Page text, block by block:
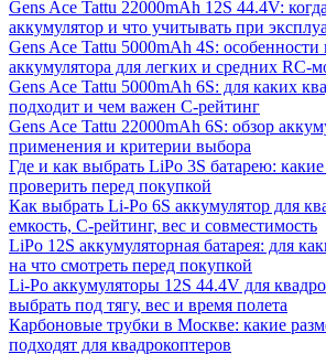
Gens Ace Tattu 22000mAh 12S 44.4V:
аккумулятор и что учитывать при
Gens Ace Tattu 5000mAh 4S: особенности
аккумулятора для легких и средних RC-
Gens Ace Tattu 5000mAh 6S: для каких
подходит и чем важен C-рейтинг
Gens Ace Tattu 22000mAh 6S: обзор
применения и критерии выбора
Где и как выбрать LiPo 3S батарею:
проверить перед покупкой
Как выбрать Li-Po 6S аккумулятор для
емкость, C-рейтинг, вес и совместимость
LiPo 12S аккумуляторная батарея: для
на что смотреть перед покупкой
Li-Po аккумуляторы 12S 44.4V для
выбрать под тягу, вес и время полета
Карбоновые трубки в Москве: какие
подходят для квадрокоптеров